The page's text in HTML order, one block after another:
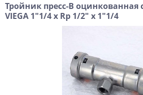
Тройник пресс-В оцинкованная
VIEGA 1"1/4 х Rp 1/2" х 1"1/4